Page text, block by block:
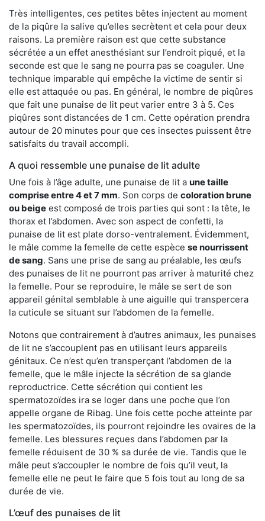
Très intelligentes, ces petites bêtes injectent au moment
de la piqûre la salive qu’elles secrètent et cela pour deux
raisons. La première raison est que cette substance
sécrétée a un effet anesthésiant sur l’endroit piqué, et la
seconde est que le sang ne pourra pas se coaguler. Une
technique imparable qui empêche la victime de sentir si
elle est attaquée ou pas. En général, le nombre de piqûres
que fait une punaise de lit peut varier entre 3 à 5. Ces
piqûres sont distancées de 1 cm. Cette opération prendra
autour de 20 minutes pour que ces insectes puissent être
satisfaits du travail accompli.
A quoi ressemble une punaise de lit adulte
Une fois à l’âge adulte, une punaise de lit a une taille
comprise entre 4 et 7 mm. Son corps de coloration brune
ou beige est composé de trois parties qui sont : la tête, le
thorax et l’abdomen. Avec son aspect de confetti, la
punaise de lit est plate dorso-ventralement. Évidemment,
le mâle comme la femelle de cette espèce se nourrissent
de sang. Sans une prise de sang au préalable, les œufs
des punaises de lit ne pourront pas arriver à maturité chez
la femelle. Pour se reproduire, le mâle se sert de son
appareil génital semblable à une aiguille qui transpercera
la cuticule se situant sur l’abdomen de la femelle.
Notons que contrairement à d’autres animaux, les punaises
de lit ne s’accouplent pas en utilisant leurs appareils
génitaux. Ce n’est qu’en transperçant l’abdomen de la
femelle, que le mâle injecte la sécrétion de sa glande
reproductrice. Cette sécrétion qui contient les
spermatozoïdes ira se loger dans une poche que l’on
appelle organe de Ribag. Une fois cette poche atteinte par
les spermatozoïdes, ils pourront rejoindre les ovaires de la
femelle. Les blessures reçues dans l’abdomen par la
femelle réduisent de 30 % sa durée de vie. Tandis que le
mâle peut s’accoupler le nombre de fois qu’il veut, la
femelle elle ne peut le faire que 5 fois tout au long de sa
durée de vie.
L’œuf des punaises de lit